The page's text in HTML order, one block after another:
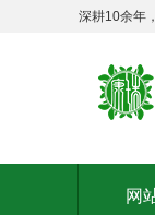
深耕10余年
网